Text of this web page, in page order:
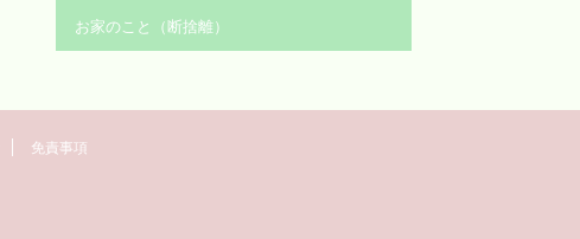
お家のこと（断捨離）
免責事項